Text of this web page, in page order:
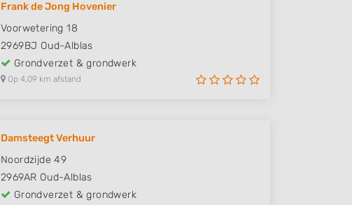
Frank de Jong Hovenier
Voorwetering 18
2969BJ Oud-Alblas
Grondverzet & grondwerk
Op 4,09 km afstand
Damsteegt Verhuur
Noordzijde 49
2969AR Oud-Alblas
Grondverzet & grondwerk